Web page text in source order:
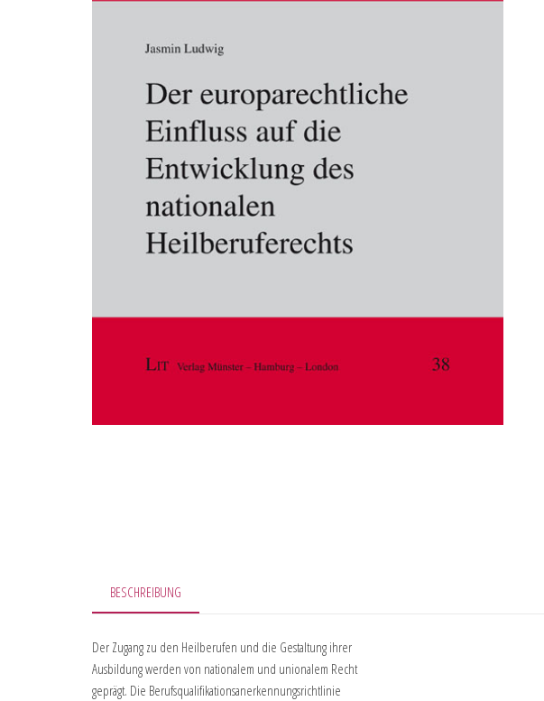
BESCHREIBUNG
Der Zugang zu den Heilberufen und die Gestaltung ihrer
Ausbildung werden von nationalem und unionalem Recht
geprägt. Die Berufsqualifikationsanerkennungsrichtlinie